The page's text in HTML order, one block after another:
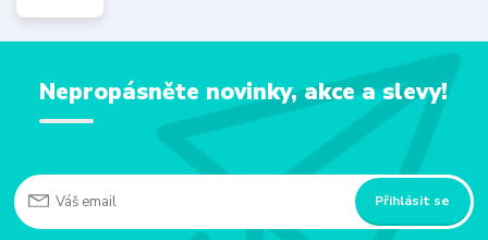
Nepropásněte novinky, akce a slevy!
Přihlásit se